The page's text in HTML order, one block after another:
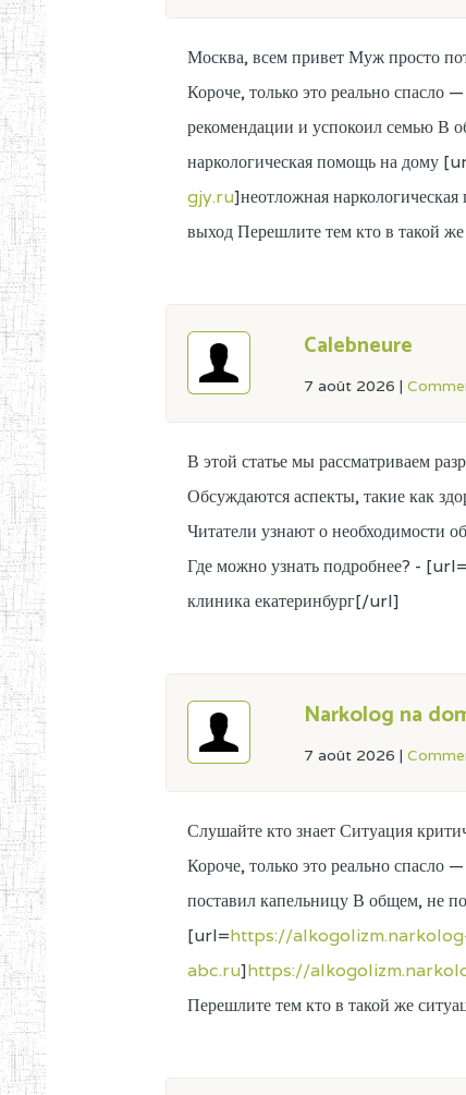
Москва, всем привет Муж просто
Короче, только это реально спасло
рекомендации и успокоил семью В
наркологическая помощь на дому
gjy.ru]неотложная
выход Перешлите тем кто в такой
Calebneure
7 août 2026 |
В этой статье мы рассматриваем
Обсуждаются аспекты, такие как
Читатели узнают о необходимости
Где можно узнать подробнее? - [url=
клиника екатеринбург[/url]
Narkolog na
7 août 2026 |
Слушайте кто знает Ситуация
Короче, только это реально спасло
поставил капельницу В общем, не
[url=https://
abc.ru]https://
Перешлите тем кто в такой же